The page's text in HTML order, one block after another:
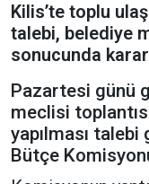
Kilis’te toplu
talebi, belediye
sonucunda
Pazartesi günü
meclisi
yapılması talebi
Bütçe